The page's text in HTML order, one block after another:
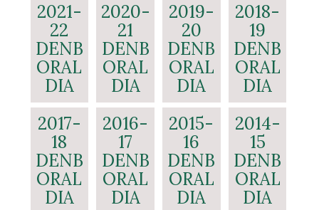
2021-
22
DENB
ORAL
DIA
2020-
21
DENB
ORAL
DIA
2019-
20
DENB
ORAL
DIA
2018-
19
DENB
ORAL
DIA
2017-
18
DENB
ORAL
DIA
2016-
17
DENB
ORAL
DIA
2015-
16
DENB
ORAL
DIA
2014-
15
DENB
ORAL
DIA